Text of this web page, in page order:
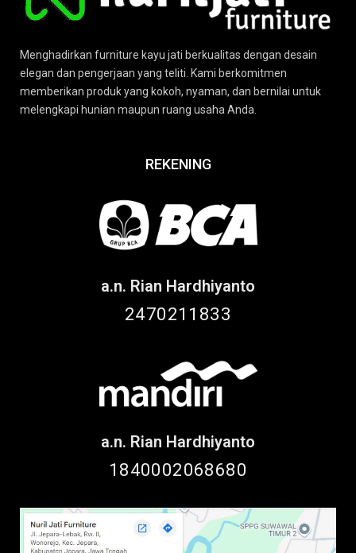
Menghadirkan furniture kayu jati berkualitas dengan desain
elegan dan pengerjaan yang teliti. Kami berkomitmen
memberikan produk yang kokoh, nyaman, dan bernilai untuk
melengkapi hunian maupun ruang usaha Anda.
REKENING
a.n. Rian Hardhiyanto
2470211833
a.n. Rian Hardhiyanto
1840002068680